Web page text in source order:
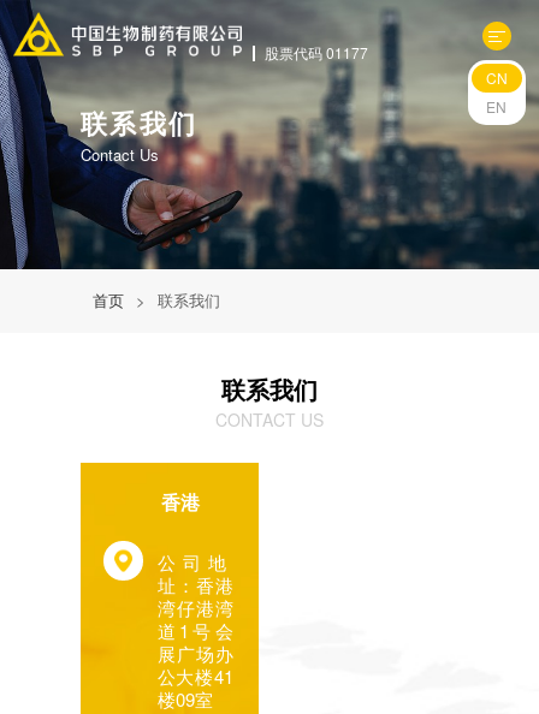
股票代码 01177
关于中生
科研与管线
产品中心
CN
EN
联系我们
Contact Us
首页 > 联系我们
联系我们
CONTACT US
香港
公司地
址：香港
湾仔港湾
道1号会
展广场办
公大楼41
楼09室